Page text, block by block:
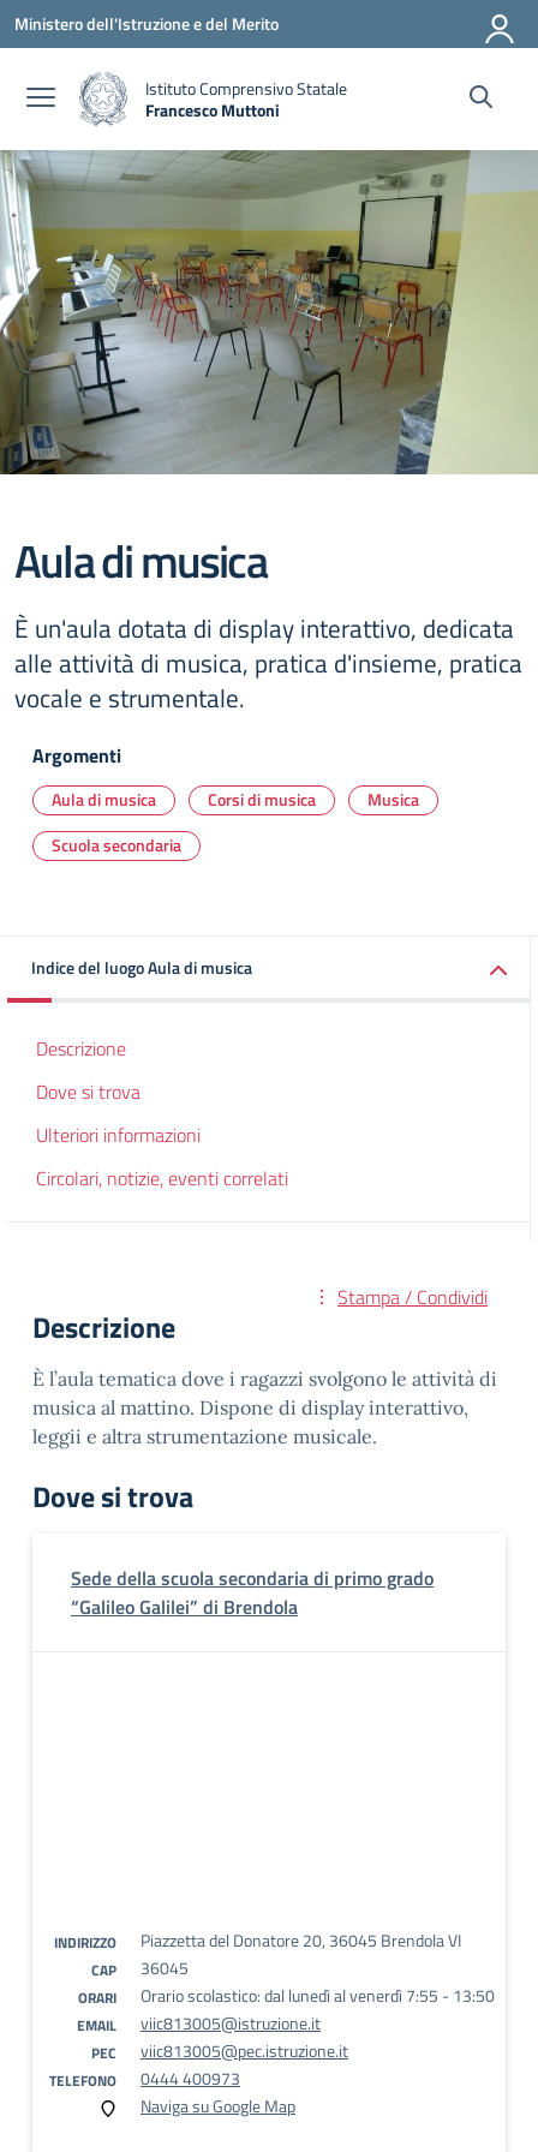
Vai ai contenuti
Vai al menu di navigazione
Vai al footer
Ministero dell'Istruzione e del Merito
Istituto Comprensivo Statale
Francesco Muttoni
Aula di musica
È un'aula dotata di display interattivo, dedicata
alle attività di musica, pratica d'insieme, pratica
vocale e strumentale.
Argomenti
Aula di musica Corsi di musica
Musica
Scuola secondaria
Indice del luogo Aula di musica
Descrizione
Dove si trova
Ulteriori informazioni
Circolari, notizie, eventi correlati
Stampa / Condividi
Descrizione
È l’aula tematica dove i ragazzi svolgono le attività di
musica al mattino. Dispone di display interattivo,
leggii e altra strumentazione musicale.
Dove si trova
Sede della scuola secondaria di primo grado
“Galileo Galilei” di Brendola
INDIRIZZO Piazzetta del Donatore 20, 36045 Brendola VI
CAP 36045
ORARI Orario scolastico: dal lunedì al venerdì 7:55 - 13:50
EMAIL viic813005@istruzione.it
PEC viic813005@pec.istruzione.it
TELEFONO
0444 400973
Naviga su Google Map